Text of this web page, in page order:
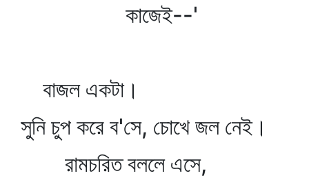
কাজেই--'
বাজল একটা।
সুনি চুপ করে ব'সে, চোখে জল নেই।
রামচরিত বললে এসে,